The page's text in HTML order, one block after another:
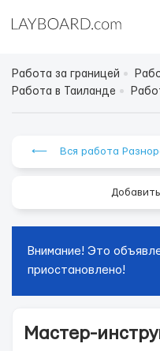
Работа за границей
Работа в Таиланде
⟵ Вся работа
Внимание! Это
приостановлено!
Мастер-